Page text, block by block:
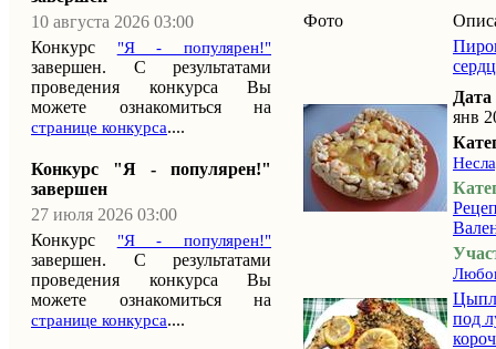
10 августа 2026 03:00
Конкурс
"Я - популярен!"
завершен. С результатами
проведения конкурса Вы
можете ознакомиться на
странице конкурса....
Конкурс "Я - популярен!"
завершен
27 июля 2026 03:00
Конкурс
"Я - популярен!"
завершен. С результатами
проведения конкурса Вы
можете ознакомиться на
странице конкурса....
Фото
янв
под